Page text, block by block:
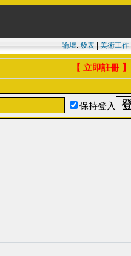
論壇: 發表| 美術工作|
【 立即註冊 】
保持登入